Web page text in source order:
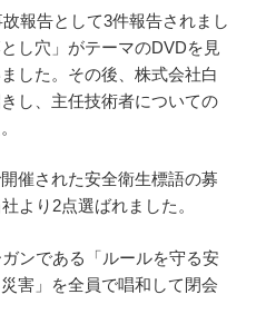
報告として3件報告されまし
し穴」がテーマのDVDを見
した。その後、株式会社白
し、主任技術者についての
催された安全衛生標語の募
より2点選ばれました。
ンである「ルールを守る安
害」を全員で唱和して閉会